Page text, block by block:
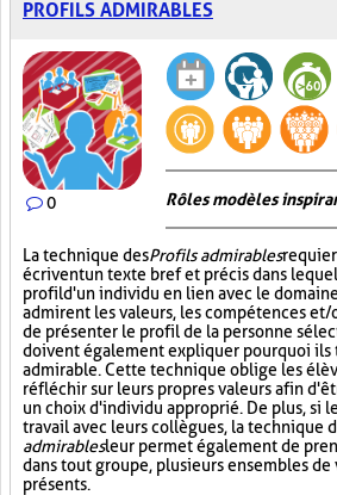
PROFILS ADMIRABLES
0 Rôles modèles
La technique desProfils admirables
écrivent un texte bref et précis dans
profil d'un individu en lien avec le
admirent les valeurs, les compétences et/
de présenter le profil de la personne
doivent également expliquer pourquoi
admirable. Cette technique oblige les
réfléchir sur leurs propres valeurs afin
un choix d'individu approprié. De plus, si
travail avec leurs collègues, la technique
admirablesleur permet également de
dans tout groupe, plusieurs ensembles
présents.